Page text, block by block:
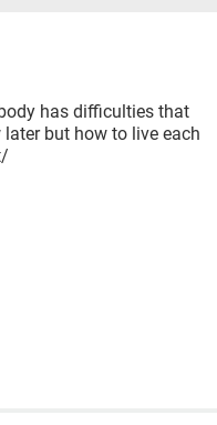
has difficulties that
but how to live each